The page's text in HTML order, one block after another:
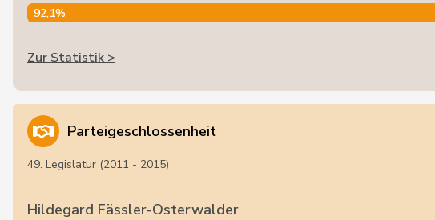
92,1%
Zur Statistik >
Parteigeschlossenheit
49. Legislatur (2011 - 2015)
Hildegard Fässler-Osterwalder